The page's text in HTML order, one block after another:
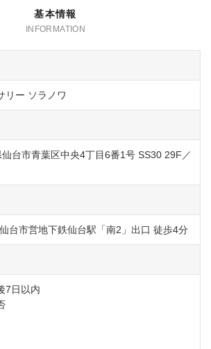
基本情報
リー ソラノワ
台市青葉区中央4丁目6番1号 SS30 29F／
台市営地下鉄仙台駅「南2」出口 徒歩4分
7日以内